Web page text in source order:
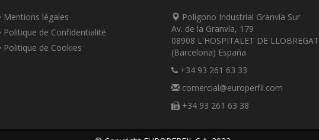
Mentions légales
Politique de Confidentialité
Politique de Cookies
Polígono Industrial Granvía Sur
Av. de la Granvía, 179
08908 L'HOSPITALET DE LLOBREGAT
(Barcelona) España
+34 93 261 63 33
comercial@europerfil.com
+34 93 261 63 38